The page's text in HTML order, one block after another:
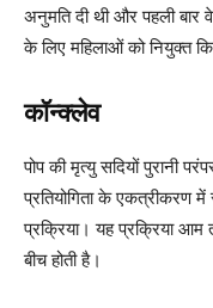
अनुमति दी थी और पहली
के लिए महिलाओं को नियुक्त
कॉन्क्लेव
पोप की मृत्यु सदियों पुरानी
प्रतियोगिता के एकत्रीकरण में
प्रक्रिया। यह प्रक्रिया
बीच होती है।